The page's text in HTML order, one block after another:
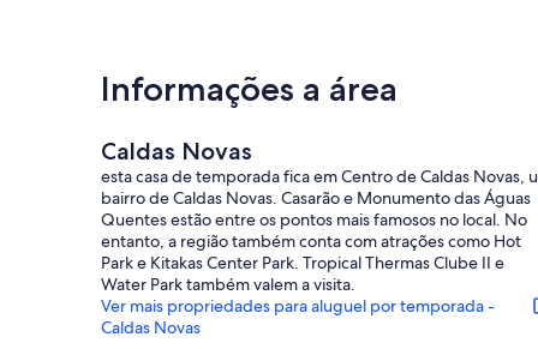
Informações a área
Caldas Novas
esta casa de temporada fica em Centro de Caldas Novas,
bairro de Caldas Novas. Casarão e Monumento das Águas
Quentes estão entre os pontos mais famosos no local. No
entanto, a região também conta com atrações como Hot
Park e Kitakas Center Park. Tropical Thermas Clube II e
Water Park também valem a visita.
Ver mais propriedades para aluguel por temporada -
Caldas Novas